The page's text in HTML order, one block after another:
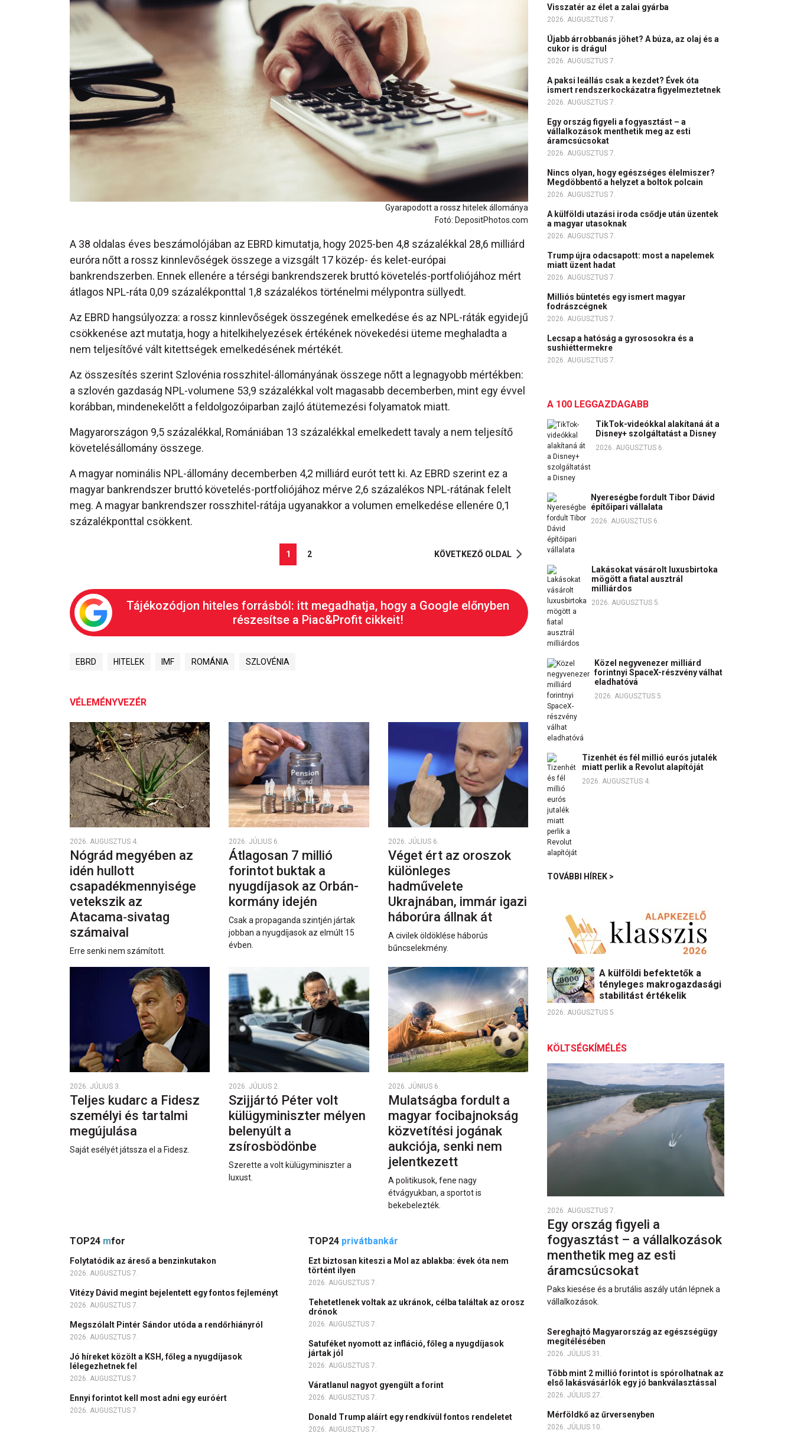
Gyarapodott a rossz hitelek állománya
Fotó: DepositPhotos.com
A 38 oldalas éves beszámolójában az EBRD kimutatja, hogy 2025-ben 4,8 százalékkal 28,6 milliárd
euróra nőtt a rossz kinnlevőségek összege a vizsgált 17 közép- és kelet-európai
bankrendszerben. Ennek ellenére a térségi bankrendszerek bruttó követelés-portfoliójához mért
átlagos NPL-ráta 0,09 százalékponttal 1,8 százalékos történelmi mélypontra süllyedt.
Az EBRD hangsúlyozza: a rossz kinnlevőségek összegének emelkedése és az NPL-ráták egyidejű
csökkenése azt mutatja, hogy a hitelkihelyezések értékének növekedési üteme meghaladta a
nem teljesítővé vált kitettségek emelkedésének mértékét.
Az összesítés szerint Szlovénia rosszhitel-állományának összege nőtt a legnagyobb mértékben:
a szlovén gazdaság NPL-volumene 53,9 százalékkal volt magasabb decemberben, mint egy évvel
korábban, mindenekelőtt a feldolgozóiparban zajló átütemezési folyamatok miatt.
Magyarországon 9,5 százalékkal, Romániában 13 százalékkal emelkedett tavaly a nem teljesítő
követelésállomány összege.
A magyar nominális NPL-állomány decemberben 4,2 milliárd eurót tett ki. Az EBRD szerint ez a
magyar bankrendszer bruttó követelés-portfoliójához mérve 2,6 százalékos NPL-rátának felelt
meg. A magyar bankrendszer rosszhitel-rátája ugyanakkor a volumen emelkedése ellenére 0,1
százalékponttal csökkent.
1 2 KÖVETKEZŐ OLDAL
Tájékozódjon hiteles forrásból: itt megadhatja, hogy a Google előnyben
részesítse a Piac&Profit cikkeit!
EBRD HITELEK IMF ROMÁNIA SZLOVÉNIA
VÉLEMÉNYVEZÉR
2026. AUGUSZTUS 4.
Nógrád megyében az
idén hullott
csapadékmennyisége
vetekszik az
Atacama‑sivatag
számaival
Erre senki nem számított.
2026. JÚLIUS 6.
Átlagosan 7 millió
forintot buktak a
nyugdíjasok az Orbán-
kormány idején
Csak a propaganda szintjén jártak
jobban a nyugdíjasok az elmúlt 15
évben.
2026. JÚLIUS 6.
Véget ért az oroszok
különleges
hadművelete
Ukrajnában, immár igazi
háborúra állnak át
A civilek öldöklése háborús
bűncselekmény.
2026. JÚLIUS 3.
Teljes kudarc a Fidesz
személyi és tartalmi
megújulása
Saját esélyét játssza el a Fidesz.
2026. JÚLIUS 2.
Szijjártó Péter volt
külügyminiszter mélyen
belenyúlt a
zsírosbödönbe
Szerette a volt külügyminiszter a
luxust.
2026. JÚNIUS 6.
Mulatságba fordult a
magyar focibajnokság
közvetítési jogának
aukciója, senki nem
jelentkezett
A politikusok, fene nagy
étvágyukban, a sportot is
bekebelezték.
TOP24 mfor
Folytatódik az áreső a benzinkutakon
2026. AUGUSZTUS 7.
Vitézy Dávid megint bejelentett egy fontos fejleményt
2026. AUGUSZTUS 7.
Megszólalt Pintér Sándor utóda a rendőrhiányról
2026. AUGUSZTUS 7.
Jó híreket közölt a KSH, főleg a nyugdíjasok
lélegezhetnek fel
2026. AUGUSZTUS 7.
Ennyi forintot kell most adni egy euróért
2026. AUGUSZTUS 7.
TOP24 privátbankár
Ezt biztosan kiteszi a Mol az ablakba: évek óta nem
történt ilyen
2026. AUGUSZTUS 7.
Tehetetlenek voltak az ukránok, célba találtak az orosz
drónok
2026. AUGUSZTUS 7.
Satuféket nyomott az infláció, főleg a nyugdíjasok
jártak jól
2026. AUGUSZTUS 7.
Váratlanul nagyot gyengült a forint
2026. AUGUSZTUS 7.
Donald Trump aláírt egy rendkívül fontos rendeletet
2026. AUGUSZTUS 7.
Visszatér az élet a zalai gyárba
2026. AUGUSZTUS 7.
Újabb árrobbanás jöhet? A búza, az olaj és a
cukor is drágul
2026. AUGUSZTUS 7.
A paksi leállás csak a kezdet? Évek óta
ismert rendszerkockázatra figyelmeztetnek
2026. AUGUSZTUS 7.
Egy ország figyeli a fogyasztást – a
vállalkozások menthetik meg az esti
áramcsúcsokat
2026. AUGUSZTUS 7.
Nincs olyan, hogy egészséges élelmiszer?
Megdöbbentő a helyzet a boltok polcain
2026. AUGUSZTUS 7.
A külföldi utazási iroda csődje után üzentek
a magyar utasoknak
2026. AUGUSZTUS 7.
Trump újra odacsapott: most a napelemek
miatt üzent hadat
2026. AUGUSZTUS 7.
Milliós büntetés egy ismert magyar
fodrászcégnek
2026. AUGUSZTUS 7.
Lecsap a hatóság a gyrososokra és a
sushiéttermekre
2026. AUGUSZTUS 7.
A 100 LEGGAZDAGABB
TikTok-videókkal alakítaná át a
Disney+ szolgáltatást a Disney
2026. AUGUSZTUS 6.
Nyereségbe fordult Tibor Dávid
építőipari vállalata
2026. AUGUSZTUS 6.
Lakásokat vásárolt luxusbirtoka
mögött a fiatal ausztrál
milliárdos
2026. AUGUSZTUS 5.
Közel negyvenezer milliárd
forintnyi SpaceX-részvény válhat
eladhatóvá
2026. AUGUSZTUS 5.
Tizenhét és fél millió eurós jutalék
miatt perlik a Revolut alapítóját
2026. AUGUSZTUS 4.
TOVÁBBI HÍREK >
A külföldi befektetők a
tényleges makrogazdasági
stabilitást értékelik
2026. AUGUSZTUS 5.
KÖLTSÉGKÍMÉLÉS
2026. AUGUSZTUS 7.
Egy ország figyeli a
fogyasztást – a vállalkozások
menthetik meg az esti
áramcsúcsokat
Paks kiesése és a brutális aszály után lépnek a
vállalkozások.
Sereghajtó Magyarország az egészségügy
megítélésében
2026. JÚLIUS 31.
Több mint 2 millió forintot is spórolhatnak az
első lakásvásárlók egy jó bankválasztással
2026. JÚLIUS 27.
Mérföldkő az űrversenyben
2026. JÚLIUS 10.